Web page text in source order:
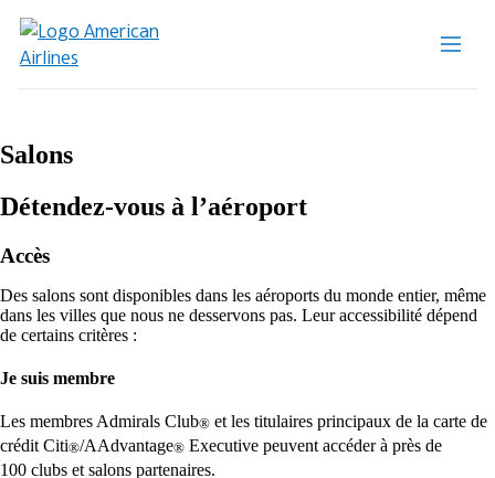
Salons
Détendez-vous à l’aéroport
Accès
Des salons sont disponibles dans les aéroports du monde entier, même
dans les villes que nous ne desservons pas. Leur accessibilité dépend
de certains critères :
Je suis membre
Les membres Admirals Club® et les titulaires principaux de la carte de
crédit Citi®/AAdvantage® Executive peuvent accéder à près de
100 clubs et salons partenaires.